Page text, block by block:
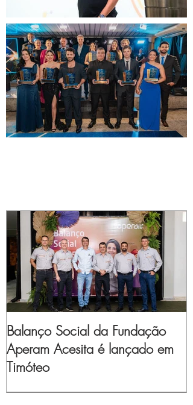
Balanço Social da Fundação
Aperam Acesita é lançado em
Timóteo